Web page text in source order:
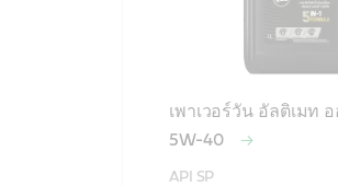
เพาเวอร์วัน อัลติเมท
5W-40
API SP